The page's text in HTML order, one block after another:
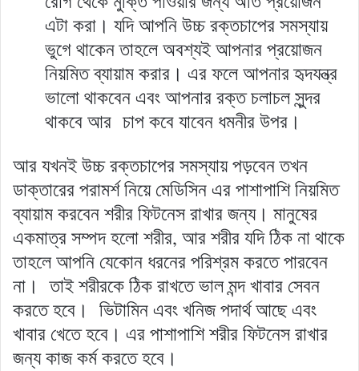
এটা করা। যদি আপনি উচ্চ রক্তচাপের সমস্যায়
ভুগে থাকেন তাহলে অবশ্যই আপনার প্রয়োজন
নিয়মিত ব্যায়াম করার। এর ফলে আপনার হৃদযন্ত্র
ভালো থাকবেন এবং আপনার রক্ত চলাচল সুন্দর
থাকবে আর চাপ কবে যাবেন ধমনীর উপর।
আর যখনই উচ্চ রক্তচাপের সমস্যায় পড়বেন তখন
ডাক্তারের পরামর্শ নিয়ে মেডিসিন এর পাশাপাশি নিয়মিত
ব্যায়াম করবেন শরীর ফিটনেস রাখার জন্য। মানুষের
একমাত্র সম্পদ হলো শরীর, আর শরীর যদি ঠিক না থাকে
তাহলে আপনি যেকোন ধরনের পরিশ্রম করতে পারবেন
না। তাই শরীরকে ঠিক রাখতে ভাল মন্দ খাবার সেবন
করতে হবে। ভিটামিন এবং খনিজ পদার্থ আছে এবং
খাবার খেতে হবে। এর পাশাপাশি শরীর ফিটনেস রাখার
জন্য কাজ কর্ম করতে হবে।